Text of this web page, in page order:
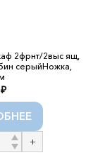
2фрнт/2выс ящ,
серыйНожка,
₽